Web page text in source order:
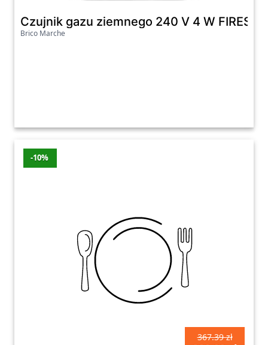
Czujnik gazu ziemnego 240 V 4 W
Brico Marche
-10%
367.39 zł